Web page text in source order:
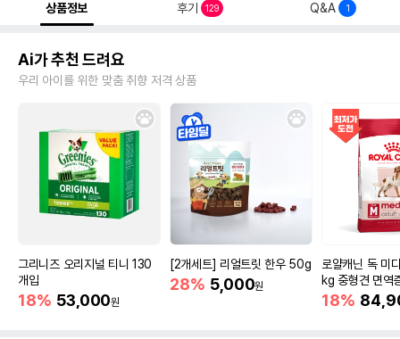
상품정보 후기 129 Q&A 1
Ai가 추천 드려요
우리 아이를 위한 맞춤 취향 저격 상품
그리니즈 오리지널 티니 130
개입
18% 53,000원
[2개세트] 리얼트릿 한우 50g
28% 5,000원
로얄캐닌 독 미
kg 중형견 면역
18%